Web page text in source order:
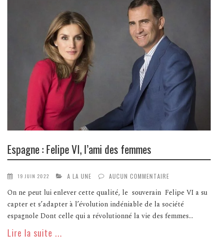
Espagne : Felipe VI, l’ami des femmes
19 JUIN 2022 A LA UNE AUCUN COMMENTAIRE
On ne peut lui enlever cette qualité, le souverain Felipe VI a su
capter et s’adapter à l’évolution indéniable de la société
espagnole Dont celle qui a révolutionné la vie des femmes...
Lire la suite ...